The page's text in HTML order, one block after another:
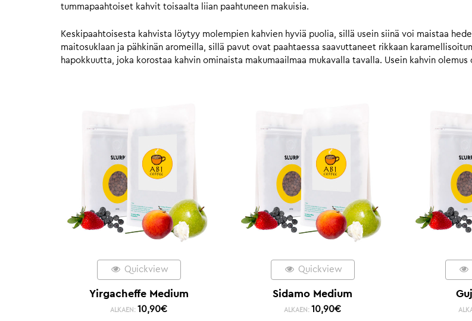
tummapaahtoiset kahvit toisaalta liian paahtuneen makuisia.
Keskipaahtoisesta kahvista löytyy molempien kahvien hyviä puolia, sillä usein siinä voi maistaa
maitosuklaan ja pähkinän aromeilla, sillä pavut ovat paahtaessa saavuttaneet rikkaan
hapokkuutta, joka korostaa kahvin ominaista makumaailmaa mukavalla tavalla. Usein kahvin
Quickview
Yirgacheffe Medium
ALKAEN: 10,90€
Quickview
Sidamo Medium
ALKAEN: 10,90€